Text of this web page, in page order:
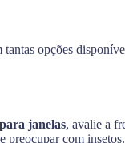
opções
janelas, avalie a
preocupar com insetos.